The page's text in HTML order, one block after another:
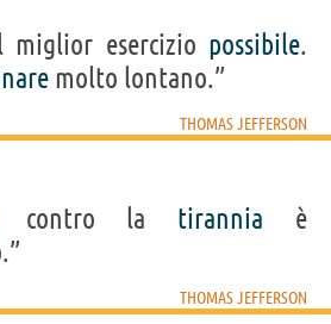
miglior esercizio possibile.
molto lontano.”
THOMAS JEFFERSON
contro la tirannia è
THOMAS JEFFERSON